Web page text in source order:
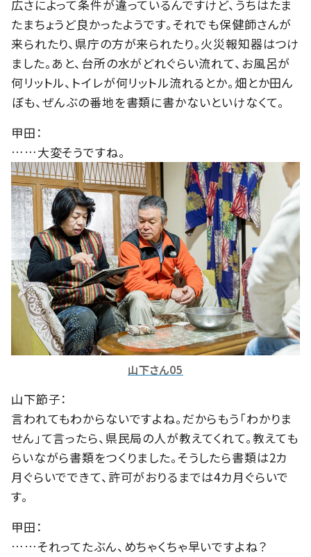
広さによって条件が違っているんですけど、うちはたま
たまちょうど良かったようです。それでも保健師さんが
来られたり、県庁の方が来られたり。火災報知器はつけ
ました。あと、台所の水がどれぐらい流れて、お風呂が
何リットル、トイレが何リットル流れるとか。畑とか田ん
ぼも、ぜんぶの番地を書類に書かないといけなくて。
甲田：
……大変そうですね。
山下さん05
山下節子：
言われてもわからないですよね。だからもう「わかりま
せん」て言ったら、県民局の人が教えてくれて。教えても
らいながら書類をつくりました。そうしたら書類は2カ
月ぐらいでできて、許可がおりるまでは4カ月ぐらいで
す。
甲田：
……それってたぶん、めちゃくちゃ早いですよね？